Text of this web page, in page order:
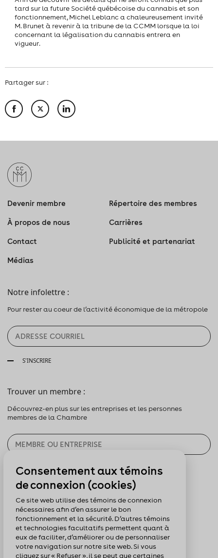
tard sur la future Société québécoise du cannabis et son
fonctionnement, Michel Leblanc a chaleureusement invité
M. Brunet à revenir à la tribune de la CCMM lorsque la loi
concernant la légalisation du cannabis entrera en
vigueur.
Partager sur :
Devenir membre Répertoire des membres
À propos de nous Carrières
Contact Publicité et partenariat
Médias
Notre infolettre :
Pour rester au coeur de l’activité économique de la métropole
S'INSCRIRE
Trouver un membre :
Découvrez-en plus sur les entreprises et les personnes
membres de la Chambre
CHERCHER
Pour nous suivre :
Consentement aux témoins
de connexion (cookies)
Ce site web utilise des témoins de connexion
nécessaires afin d’en assurer le bon
fonctionnement et la sécurité. D’autres témoins
et technologies facultatifs permettent quant à
eux de faciliter, d’améliorer ou de personnaliser
votre navigation sur notre site web. Si vous
cliquez sur « Refuser », il se peut que certaines